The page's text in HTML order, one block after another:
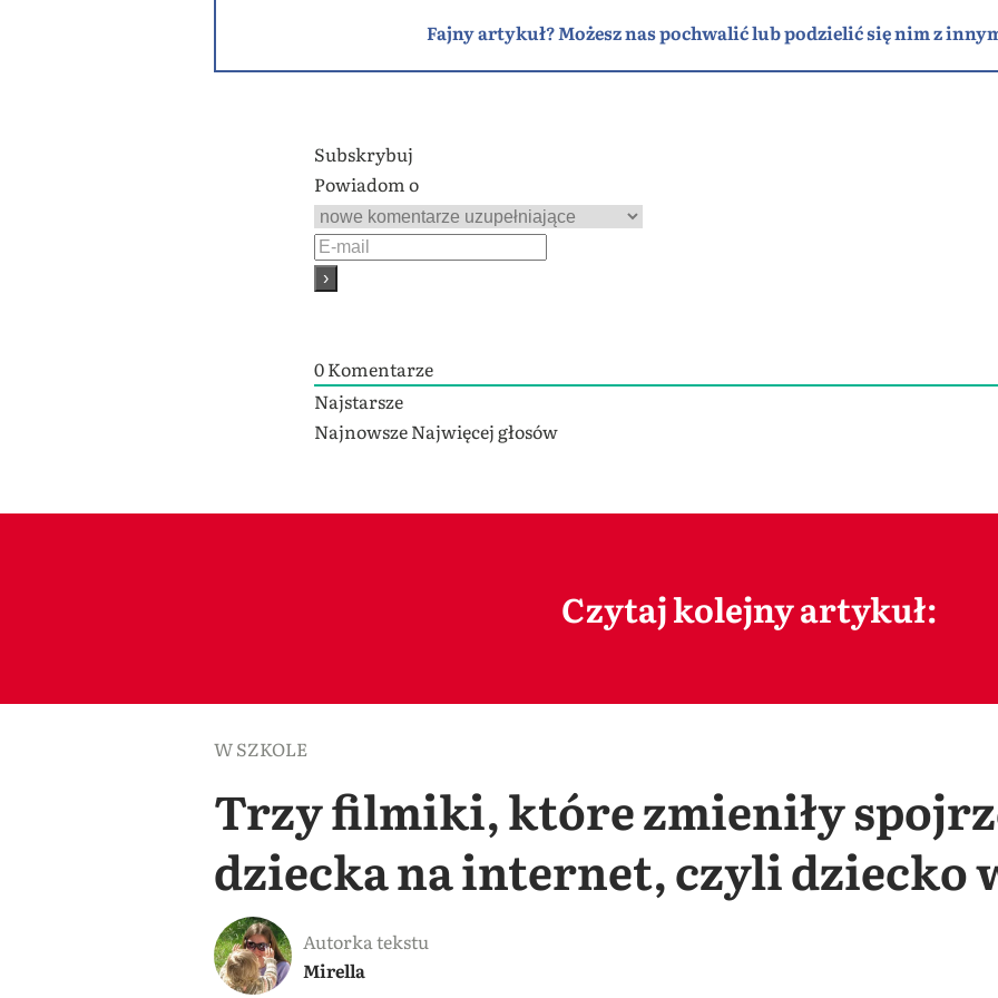
Fajny artykuł? Możesz nas pochwalić lub podzielić się nim z
Subskrybuj
Powiadom o
0Komentarze
Najstarsze
NajnowszeNajwięcej głosów
Czytaj kolejny artykuł:
W SZKOLE
Trzy filmiki, które zmieniły
dziecka na internet, czyli dziecko
Autorka tekstu
Mirella